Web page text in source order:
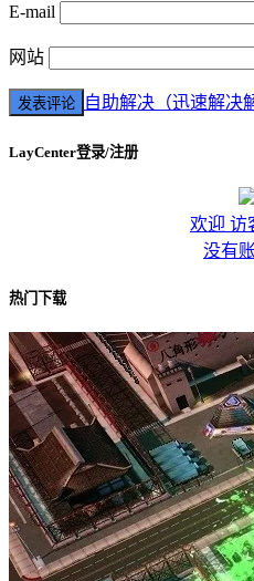
E-mail
网站
自助解决（迅速解决
LayCenter登录/注册
欢迎 访
没有
热门下载